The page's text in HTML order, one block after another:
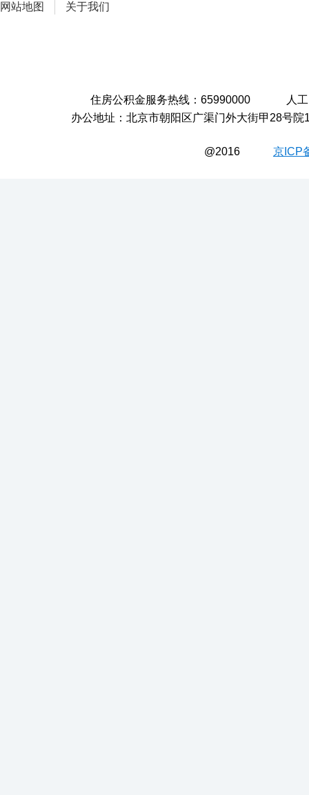
网站地图 关于我们
住房公积金服务热线：65990000 人工电
办公地址：北京市朝阳区广渠门外大街甲28
@2016 京ICP